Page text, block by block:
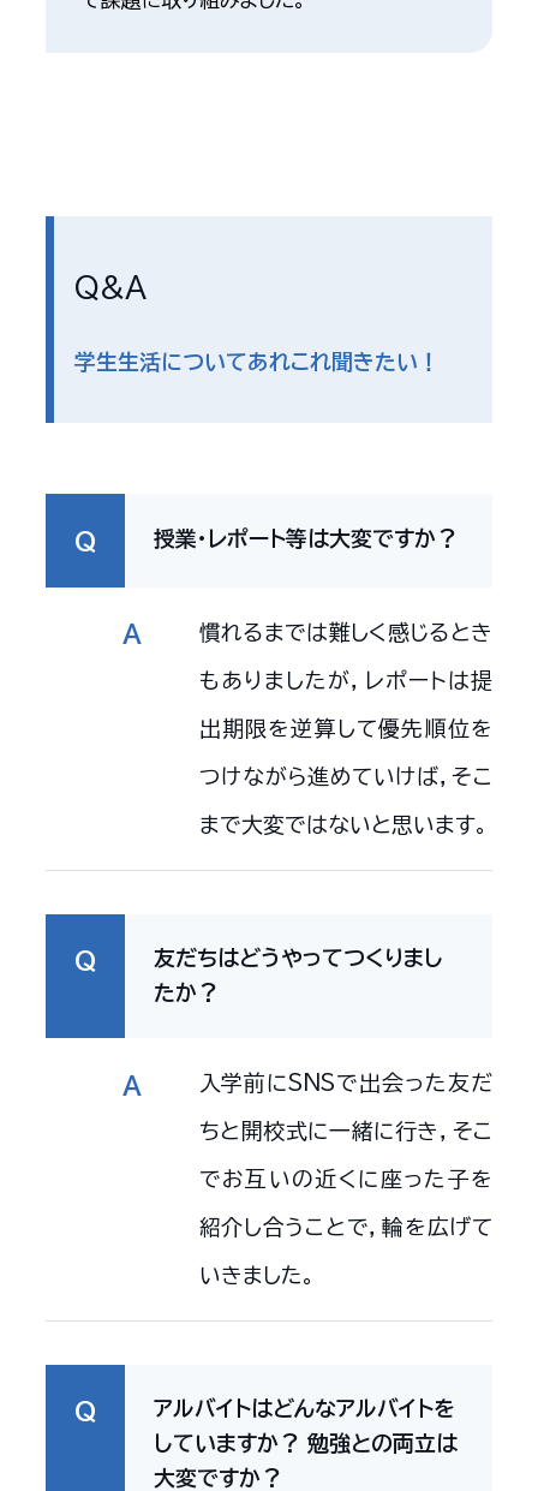
Q&A
学生生活についてあれこれ聞きたい！
Q 授業・レポート等は大変ですか？
A 慣れるまでは難しく感じるとき
もありましたが，レポートは提
出期限を逆算して優先順位を
つけながら進めていけば，そこ
まで大変ではないと思います。
Q
友だちはどうやってつくりまし
たか？
A 入学前にSNSで出会った友だ
ちと開校式に一緒に行き，そこ
でお互いの近くに座った子を
紹介し合うことで，輪を広げて
いきました。
Q
アルバイトはどんなアルバイトを
していますか？ 勉強との両立は
大変ですか？